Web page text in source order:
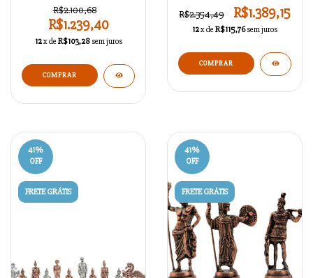
R$2.100,68
R$1.239,40
12x de R$103,28 sem juros
COMPRAR
R$2.354,49 R$1.389,15
12x de R$115,76 sem juros
COMPRAR
41%
OFF
FRETE GRÁTIS
41%
OFF
FRETE GRÁTIS